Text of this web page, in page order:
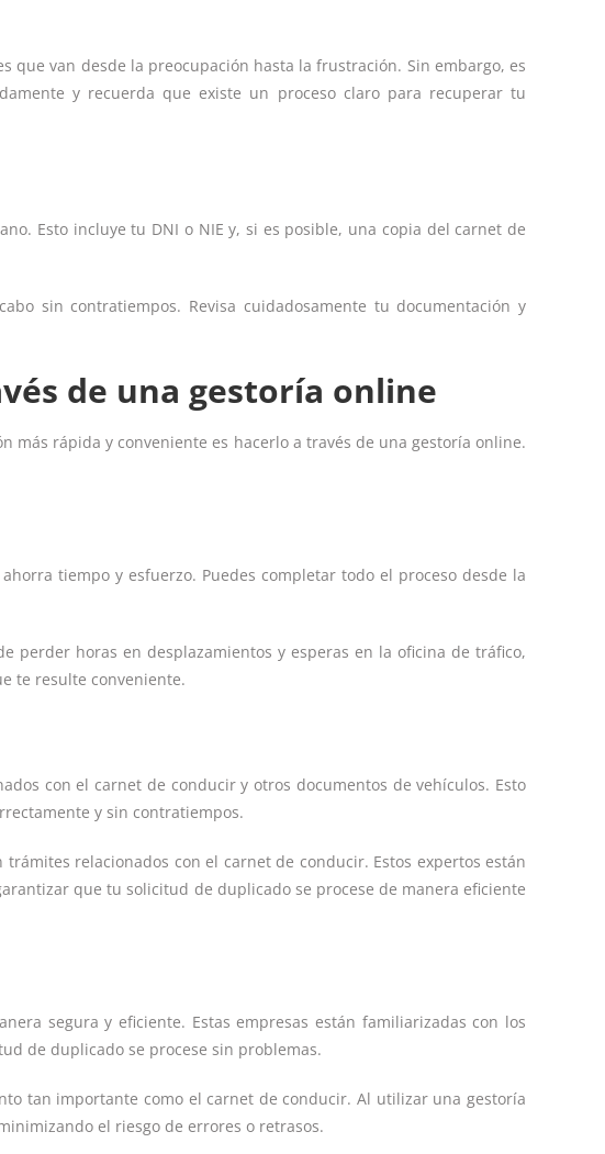
van desde la preocupación hasta la frustración. Sin embargo, es
y recuerda que existe un proceso claro para recuperar tu
Esto incluye tu DNI o NIE y, si es posible, una copia del carnet de
sin contratiempos. Revisa cuidadosamente tu documentación y
de una gestoría online
más rápida y conveniente es hacerlo a través de una gestoría online.
tiempo y esfuerzo. Puedes completar todo el proceso desde la
perder horas en desplazamientos y esperas en la oficina de tráfico,
te resulte conveniente.
con el carnet de conducir y otros documentos de vehículos. Esto
y sin contratiempos.
relacionados con el carnet de conducir. Estos expertos están
que tu solicitud de duplicado se procese de manera eficiente
segura y eficiente. Estas empresas están familiarizadas con los
de duplicado se procese sin problemas.
tan importante como el carnet de conducir. Al utilizar una gestoría
el riesgo de errores o retrasos.